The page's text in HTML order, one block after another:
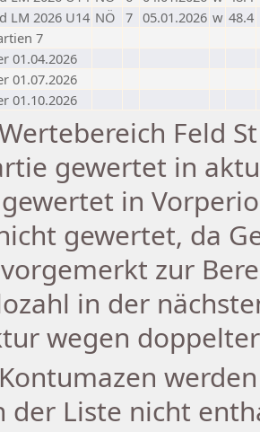
LM 2026 U14 NÖ 7 05.01.2026 w 48.4
7
01.04.2026
01.07.2026
01.10.2026
Feld
gewertet in
in
gewertet, da
zur
in der
wegen
Kontumazen
der Liste nicht